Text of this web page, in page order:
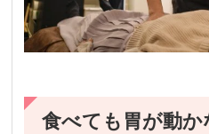
食べても胃が動